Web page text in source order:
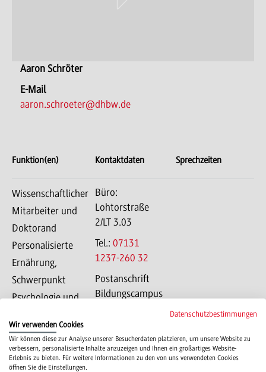
Aaron Schröter
E-Mail
aaron.schroeter@dhbw.de
Funktion(en) Kontaktdaten Sprechzeiten
Wissenschaftlicher
Mitarbeiter und
Doktorand
Personalisierte
Ernährung,
Schwerpunkt
Psychologie und
Büro:
Lohtorstraße
2/LT 3.03
Tel.: 07131
1237-260 32
Postanschrift
Bildungscampus
Heilbronn
Datenschutzbestimmungen
Wir verwenden Cookies
Wir können diese zur Analyse unserer Besucherdaten platzieren, um unsere Website zu
verbessern, personalisierte Inhalte anzuzeigen und Ihnen ein großartiges Website-
Erlebnis zu bieten. Für weitere Informationen zu den von uns verwendeten Cookies
öffnen Sie die Einstellungen.